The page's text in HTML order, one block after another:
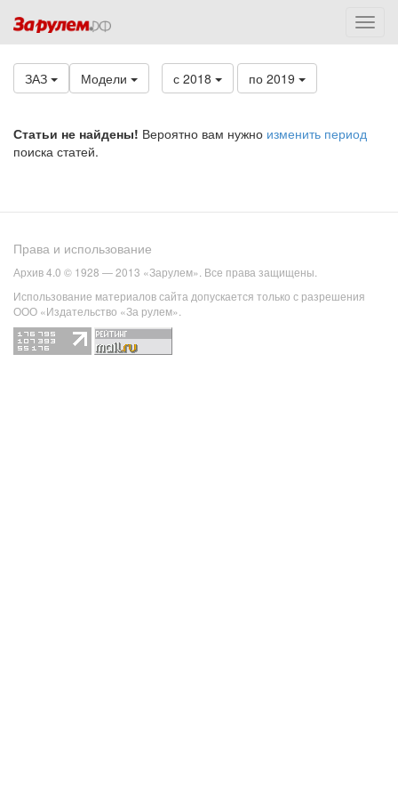
ЗАЗ Модели с 2018 по 2019
Статьи не найдены! Вероятно вам нужно изменить период
поиска статей.
Права и использование
Архив 4.0 © 1928 — 2013 «Зарулем». Все права защищены.
Использование материалов сайта допускается только с разрешения
ООО «Издательство «За рулем».